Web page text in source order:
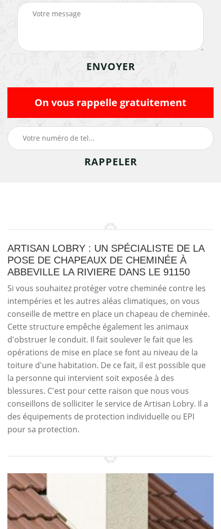
On vous rappelle gratuitement
ARTISAN LOBRY : UN SPÉCIALISTE DE LA
POSE DE CHAPEAUX DE CHEMINÉE À
ABBEVILLE LA RIVIERE DANS LE 91150
Si vous souhaitez protéger votre cheminée contre les
intempéries et les autres aléas climatiques, on vous
conseille de mettre en place un chapeau de cheminée.
Cette structure empêche également les animaux
d'obstruer le conduit. Il fait soulever le fait que les
opérations de mise en place se font au niveau de la
toiture d'une habitation. De ce fait, il est possible que
la personne qui intervient soit exposée à des
blessures. C'est pour cette raison que nous vous
conseillons de solliciter le service de Artisan Lobry. Il a
des équipements de protection individuelle ou EPI
pour sa protection.